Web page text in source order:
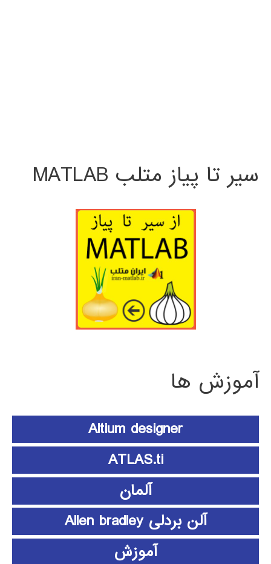
سیر تا پیاز متلب MATLAB
آموزش ها
Altium designer
ATLAS.ti
آلمان
آلن بردلی Allen bradley
آموزش